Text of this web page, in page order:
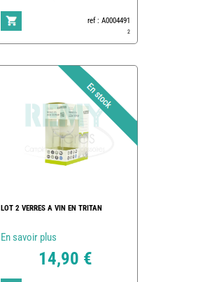
ref : A0004491
2
LOT 2 VERRES A VIN EN TRITAN
En savoir plus
14,90 €